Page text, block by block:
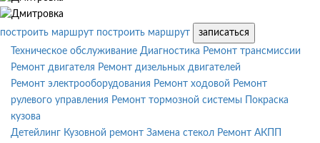
построить маршрут построить маршрут
записаться
Техническое обслуживание Диагностика Ремонт трансмиссии
Ремонт двигателя Ремонт дизельных двигателей
Ремонт электрооборудования Ремонт ходовой Ремонт
рулевого управления Ремонт тормозной системы
Покраска
кузова
Детейлинг Кузовной ремонт Замена стекол Ремонт АКПП